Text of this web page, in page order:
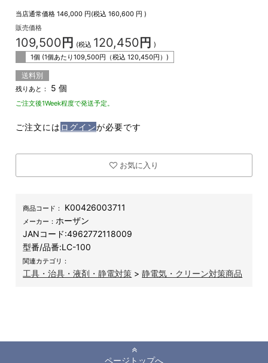
当店通常価格 146,000 円(税込160,600 円 )
販売価格
109,500 円 (税込 120,450 円 )
1個 (1個あたり109,500円（税込120,450円）)
送料別
残りあと： 5 個
ご注文後1Week程度で発送予定。
ご注文には ログインが必要です
お気に入り
商品コード： K00426003711
メーカー： ホーザン
JANコード:4962772118009
型番/品番:LC-100
関連カテゴリ：
工具・治具・液剤・静電対策 >静電気・クリーン対策商品
ページトップへ